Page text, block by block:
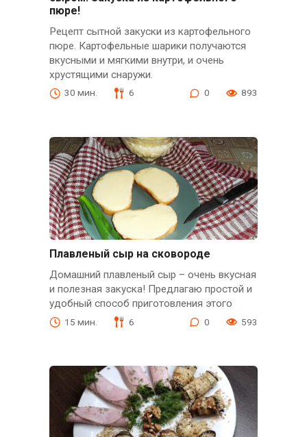
пюре!
Рецепт сытной закуски из картофельного
пюре. Картофельные шарики получаются
вкусными и мягкими внутри, и очень
хрустящими снаружи.
30 мин. 6 0 893
Плавленый сыр на сковороде
Домашний плавленый сыр – очень вкусная
и полезная закуска! Предлагаю простой и
удобный способ приготовления этого
15 мин. 6 0 593